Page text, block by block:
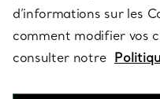
SUIVEZ-NOUS
d’informations sur les
comment modifier vos
consulter notre